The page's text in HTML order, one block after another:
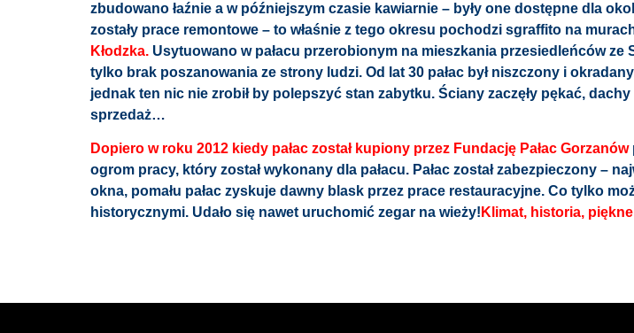
zbudowano łaźnie a w późniejszym czasie kawiarnie – były one dostępne dla
zostały prace remontowe – to właśnie z tego okresu pochodzi sgraffito na
Kłodzka. Usytuowano w pałacu przerobionym na mieszkania przesiedleńców ze
tylko brak poszanowania ze strony ludzi. Od lat 30 pałac był niszczony i
jednak ten nic nie zrobił by polepszyć stan zabytku. Ściany zaczęły pękać,
sprzedaż…
Dopiero w roku 2012 kiedy pałac został kupiony przez Fundację Pałac Gorzanów
ogrom pracy, który został wykonany dla pałacu. Pałac został zabezpieczony –
okna, pomału pałac zyskuje dawny blask przez prace restauracyjne. Co tylko
historycznymi. Udało się nawet uruchomić zegar na wieży! Klimat, historia,